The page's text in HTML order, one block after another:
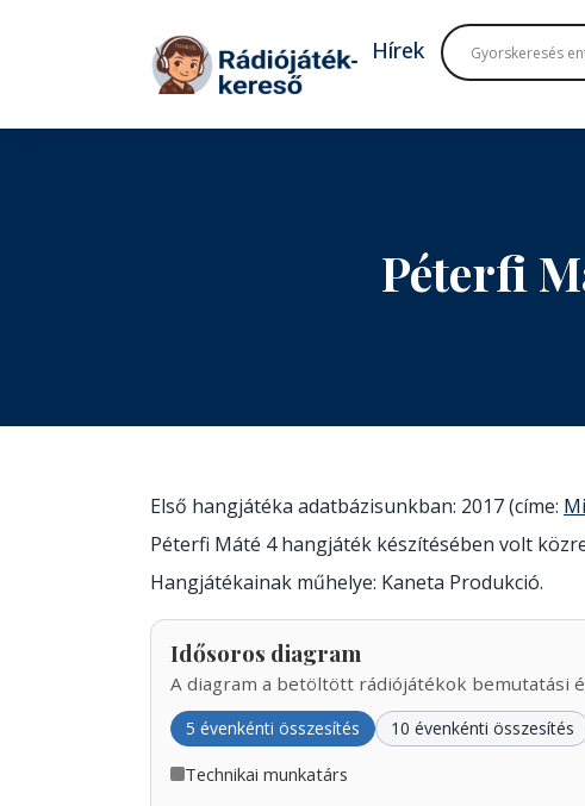
Tovább a tartalomhoz
Hírek
Péterfi
Első hangjátéka adatbázisunkban: 2017 (címe:
Péterfi Máté 4 hangjáték készítésében volt
Hangjátékainak műhelye: Kaneta Produkció.
Idősoros diagram
A diagram a betöltött rádiójátékok bemutatási
5 évenkénti összesítés 10 évenkénti összesítés
Technikai munkatárs